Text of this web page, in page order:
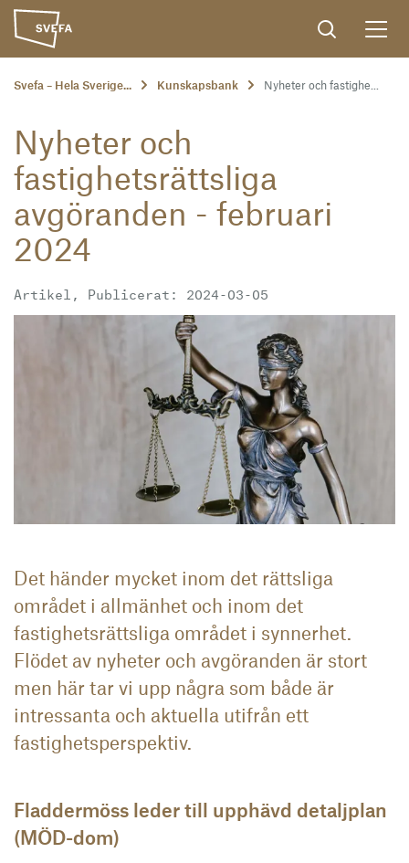
Svefa – Hela Sverige... Kunskapsbank Nyheter och fastighe...
Nyheter och
fastighetsrättsliga
avgöranden - februari
2024
Artikel, Publicerat: 2024-03-05
Det händer mycket inom det rättsliga
området i allmänhet och inom det
fastighetsrättsliga området i synnerhet.
Flödet av nyheter och avgöranden är stort
men här tar vi upp några som både är
intressanta och aktuella utifrån ett
fastighetsperspektiv.
Fladdermöss leder till upphävd detaljplan
(MÖD-dom)